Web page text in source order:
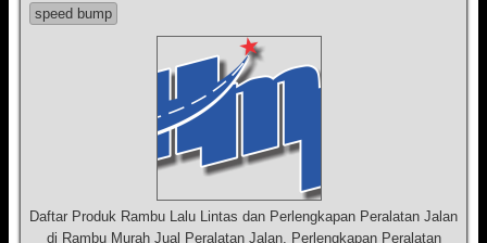
speed bump
Daftar Produk Rambu Lalu Lintas dan Perlengkapan Peralatan Jalan
di Rambu Murah Jual Peralatan Jalan, Perlengkapan Peralatan